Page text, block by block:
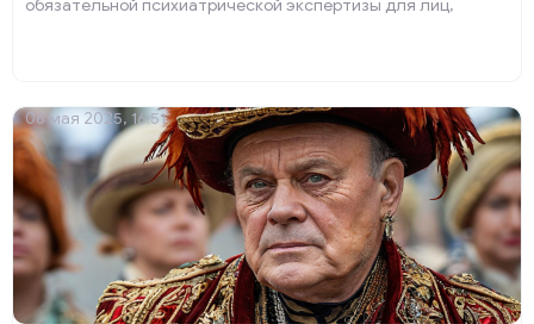
обязательной психиатрической экспертизы для лиц,
06 мая 2025, 16:51